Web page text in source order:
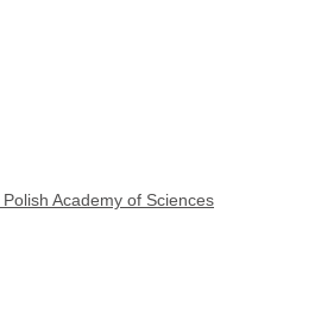
Academy of Sciences